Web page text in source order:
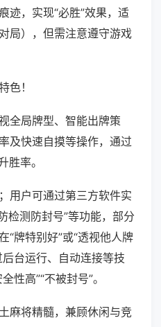
迹，实现“必胜”效果，适
局），但需注意遵守游戏
色！
全局牌型、智能出牌策
及快速自摸等操作，通过
胜率。
用户可通过第三方软件实
检测防封号”等功能，部分
“牌特别好”或“透视他人牌
台运行、自动连接等技
性高”“不被封号”。
麻将精髓，兼顾休闲与竞